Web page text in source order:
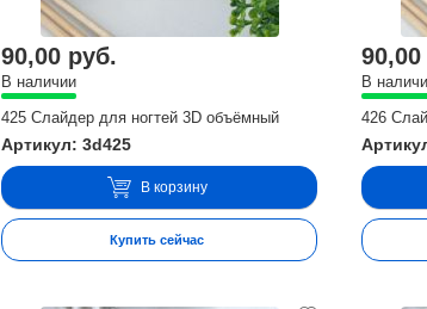
90,00 руб.
В наличии
425 Слайдер для ногтей 3D объёмный
Артикул: 3d425
В корзину
Купить сейчас
В
426